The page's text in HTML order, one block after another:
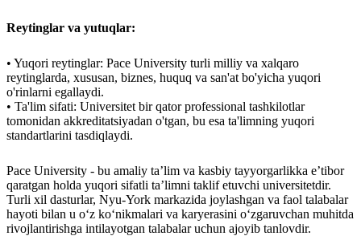
Reytinglar va yutuqlar:
• Yuqori reytinglar: Pace University turli milliy va xalqaro
reytinglarda, xususan, biznes, huquq va san'at bo'yicha yuqori
o'rinlarni egallaydi.
• Ta'lim sifati: Universitet bir qator professional tashkilotlar
tomonidan akkreditatsiyadan o'tgan, bu esa ta'limning yuqori
standartlarini tasdiqlaydi.
Pace University - bu amaliy ta’lim va kasbiy tayyorgarlikka e’tibor
qaratgan holda yuqori sifatli ta’limni taklif etuvchi universitetdir.
Turli xil dasturlar, Nyu-York markazida joylashgan va faol talabalar
hayoti bilan u o‘z ko‘nikmalari va karyerasini o‘zgaruvchan muhitda
rivojlantirishga intilayotgan talabalar uchun ajoyib tanlovdir.